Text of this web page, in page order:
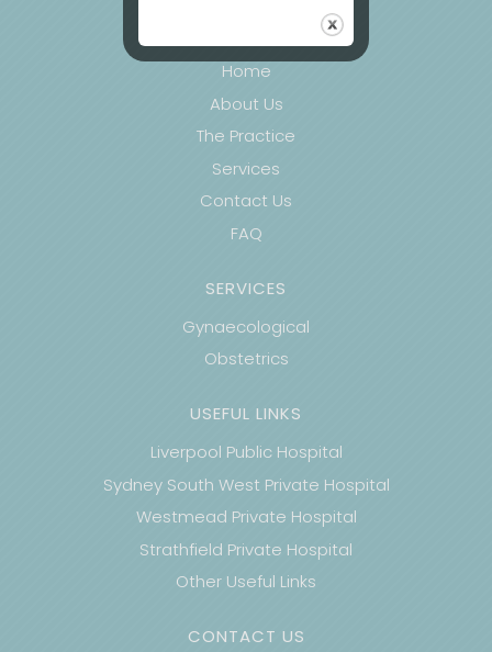
Home
About Us
The Practice
Services
Contact Us
FAQ
SERVICES
Gynaecological
Obstetrics
USEFUL LINKS
Liverpool Public Hospital
Sydney South West Private Hospital
Westmead Private Hospital
Strathfield Private Hospital
Other Useful Links
CONTACT US